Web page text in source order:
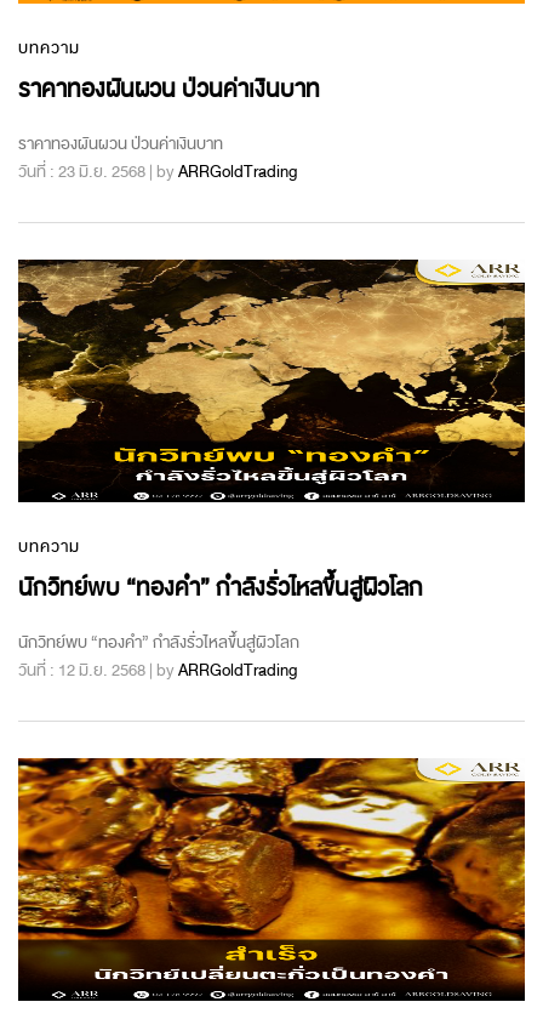
บทความ
ราคาทองผันผวน ป่วนค่าเงินบาท
ราคาทองผันผวน ป่วนค่าเงินบาท
วันที่ : 23 มิ.ย. 2568 | byARRGoldTrading
บทความ
นักวิทย์พบ “ทองคำ” กำลังรั่วไหลขึ้นสู่ผิวโลก
นักวิทย์พบ “ทองคำ” กำลังรั่วไหลขึ้นสู่ผิวโลก
วันที่ : 12 มิ.ย. 2568 | byARRGoldTrading